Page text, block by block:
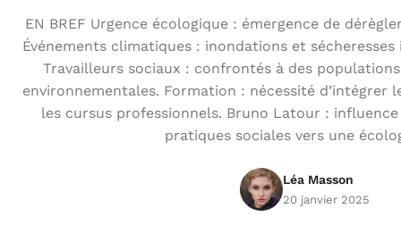
EN BREF Urgence écologique : émergence de
Événements climatiques : inondations et
Travailleurs sociaux : confrontés à des
environnementales. Formation : nécessité d’intégrer
les cursus professionnels. Bruno Latour :
pratiques sociales vers une
Léa Masson
20 janvier 2025